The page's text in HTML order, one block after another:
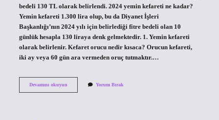
bedeli 130 TL olarak belirlendi. 2024 yemin kefareti ne kadar?
Yemin kefareti 1.300 lira olup, bu da Diyanet İşleri
Başkanlığı’nın 2024 yılı için belirlediği fitre bedeli olan 10
günlük hesapla 130 liraya denk gelmektedir. 1. Yemin kefareti
olarak belirlenir. Kefaret orucu nedir kısaca? Orucun kefareti,
iki ay veya 60 gün ara vermeden oruç tutmaktır.…
Devamını okuyunKeffaret
Yorum Bırak